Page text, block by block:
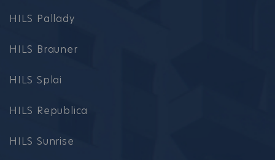
HILS Pallady
HILS Brauner
HILS Splai
HILS Republica
HILS Sunrise